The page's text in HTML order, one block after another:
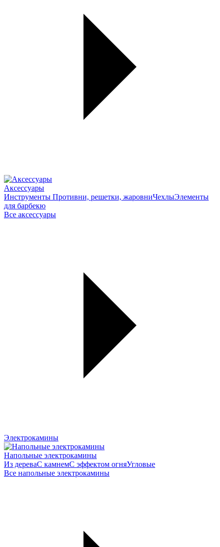
Аксессуары
Инструменты Противни, решетки, жаровниЧехлыЭлементы
для барбекю
Все аксессуары
Электрокамины
Напольные электрокамины
Из дереваС камнемС эффектом огняУгловые
Все напольные электрокамины